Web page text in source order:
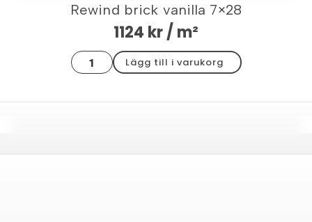
Rewind brick vanilla 7×28
1124 kr/ m²
Rewind
brick
vanilla
mängd
Lägg till i varukorg